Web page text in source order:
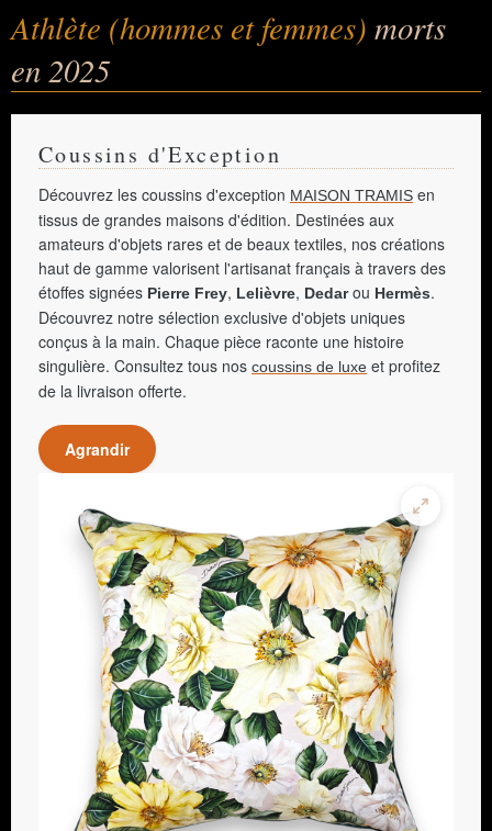
Athlète (hommes et femmes) morts
en 2025
Coussins d'Exception
Découvrez les coussins d'exception MAISON TRAMIS en
tissus de grandes maisons d'édition. Destinées aux
amateurs d'objets rares et de beaux textiles, nos créations
haut de gamme valorisent l'artisanat français à travers des
étoffes signées Pierre Frey, Lelièvre, Dedarou Hermès.
Découvrez notre sélection exclusive d'objets uniques
conçus à la main. Chaque pièce raconte une histoire
singulière. Consultez tous nos coussins de luxe et profitez
de la livraison offerte.
Agrandir